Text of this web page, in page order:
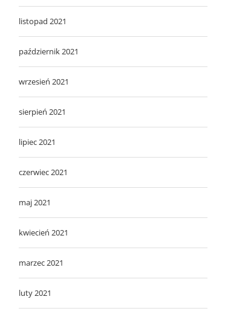
listopad 2021
październik 2021
wrzesień 2021
sierpień 2021
lipiec 2021
czerwiec 2021
maj 2021
kwiecień 2021
marzec 2021
luty 2021